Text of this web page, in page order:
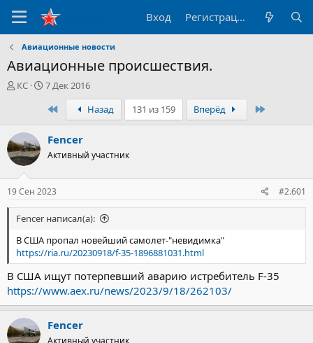
Вход Регистрация
Авиационные новости
Авиационные происшествия.
А
р
т
е
м
ы
КС
Д
т
н
а
ч
л
а
7 Дек 2016
ПервыйНазад 131 из 159 Вперёд
Fencer
Активный участник
19 Сен 2023 #2.601
Fencer написал(а):
В США пропал новейший самолет-"невидимка"
https://ria.ru/20230918/f-35-1896881031.html
В США ищут потерпевший аварию истребитель F-35
https://www.aex.ru/news/2023/9/18/262103/
Fencer
Активный участник